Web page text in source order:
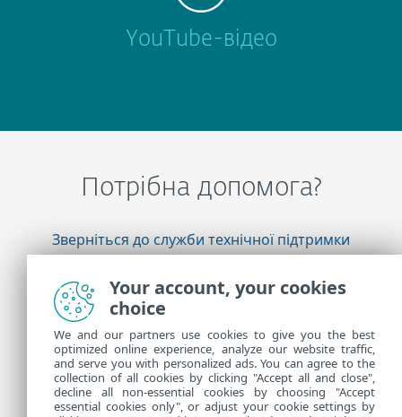
YouTube-відео
Потрібна допомога?
Зверніться до служби технічної підтримки
ESET
Додаткова інформація
Новини підтримки
Рекомендації для користувачів
Your account, your cookies
choice
We and our partners use cookies to give you the best
optimized online experience, analyze our website traffic,
and serve you with personalized ads. You can agree to the
collection of all cookies by clicking "Accept all and close",
decline all non-essential cookies by choosing "Accept
essential cookies only", or adjust your cookie settings by